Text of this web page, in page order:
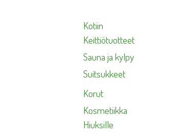
Kotiin
Keittiötuotteet
Sauna ja kylpy
Suitsukkeet
Korut
Kosmetiikka
Hiuksille